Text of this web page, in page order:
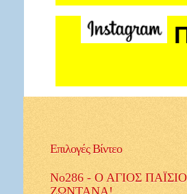
ΕπιλογέςΒίντεο
No286 - Ο ΑΓΙΟΣ
ΖΩΝΤΑΝΑ!